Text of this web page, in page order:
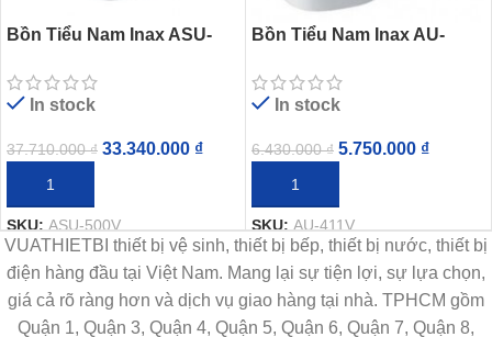
Bồn Tiểu Nam Inax ASU-
In stock
37.710.000₫ 33.340.000 ₫
THÊM VÀO GIỎ HÀNG
SKU:ASU-500V
Bồn Tiểu Nam Inax AU-
AquaCeramic
In stock
6.430.000₫ 5.750.000 ₫
THÊM VÀO GIỎ HÀNG
SKU:AU-411V
VUATHIETBI thiết bị vệ sinh, thiết bị bếp, thiết bị nước, thiết bị
điện hàng đầu tại Việt Nam. Mang lại sự tiện lợi, sự lựa chọn,
giá cả rõ ràng hơn và dịch vụ giao hàng tại nhà. TPHCM gồm
Quận 1, Quận 3, Quận 4, Quận 5, Quận 6, Quận 7, Quận 8,